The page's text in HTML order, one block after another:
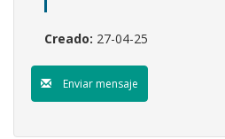
Creado: 27-04-25
Enviar mensaje